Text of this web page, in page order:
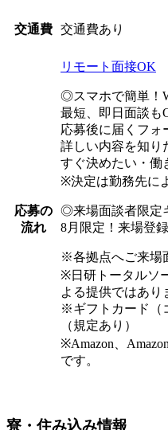
交通費 交通費あり
応募の
流れ
リモート面接OK
◎スマホで簡単！
最短、即日面談も
応募後に届くフォ
詳しい内容を知り
すぐ決めたい・働
※決定は勤務先に
◎来場面談者限定
8月限定！来場登
※各拠点へご来場
※日研トータルソ
よる提供ではあり
※ギフトカード（
（規定あり）
※Amazon、
です。
寮・住み込み情報